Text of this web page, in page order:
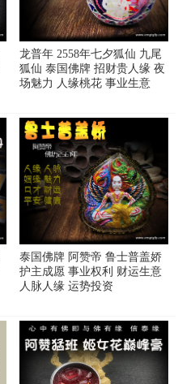
龙普年 2558年七夕狐仙 九尾
狐仙 泰国佛牌 招财贵人缘 夜
场魅力 人缘桃花 事业生意
泰国佛牌 阿赞帝 鲁士普盖娇
护主成愿 事业权利 财运生意
人脉人缘 运势投资